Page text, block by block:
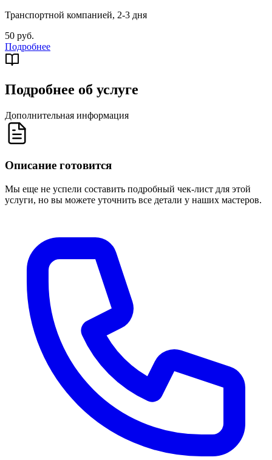
Транспортной компанией, 2-3 дня
50 руб.
Подробнее
Подробнее об услуге
Дополнительная информация
Описание готовится
Мы еще не успели составить подробный чек-лист для этой
услуги, но вы можете уточнить все детали у наших мастеров.